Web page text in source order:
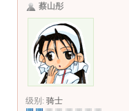
蔡山彤
级别: 骑士